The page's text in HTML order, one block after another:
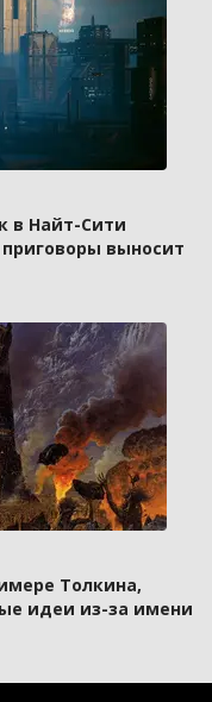
в Найт-Сити
выносит
Толкина,
идеи из-за имени